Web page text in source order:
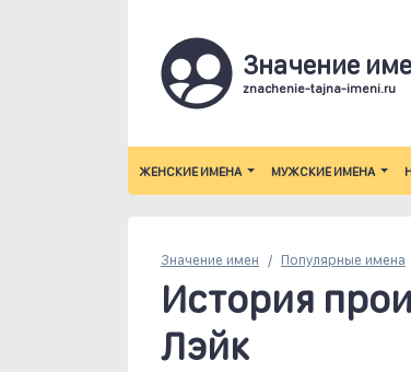
Значение
znachenie-tajna-imeni.ru
ЖЕНСКИЕ ИМЕНА МУЖСКИЕ ИМЕНА
Значение имен Популярные имена
История
Лэйк